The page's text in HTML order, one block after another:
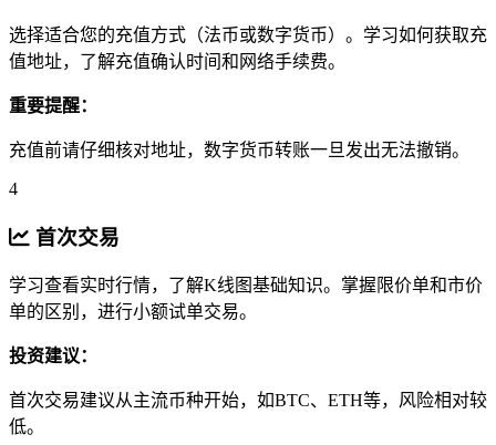
选择适合您的充值方式（法币或数字货币）。学习如何获取充
值地址，了解充值确认时间和网络手续费。
重要提醒：
充值前请仔细核对地址，数字货币转账一旦发出无法撤销。
4
首次交易
学习查看实时行情，了解K线图基础知识。掌握限价单和市价
单的区别，进行小额试单交易。
投资建议：
首次交易建议从主流币种开始，如BTC、ETH等，风险相对较
低。